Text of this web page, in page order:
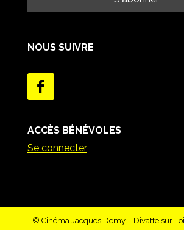
NOUS SUIVRE
ACCÈS BÉNÉVOLES
Se connecter
© Cinéma Jacques Demy – Divatte sur